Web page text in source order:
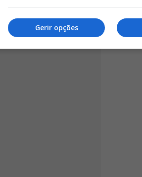
Gerir opções